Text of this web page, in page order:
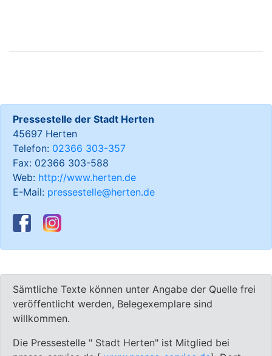
Pressestelle der Stadt Herten
45697 Herten
Telefon: 02366 303-357
Fax: 02366 303-588
Web: http://www.herten.de
E-Mail: pressestelle@herten.de
Sämtliche Texte können unter Angabe der Quelle frei
veröffentlicht werden, Belegexemplare sind
willkommen.
Die Pressestelle " Stadt Herten" ist Mitglied bei